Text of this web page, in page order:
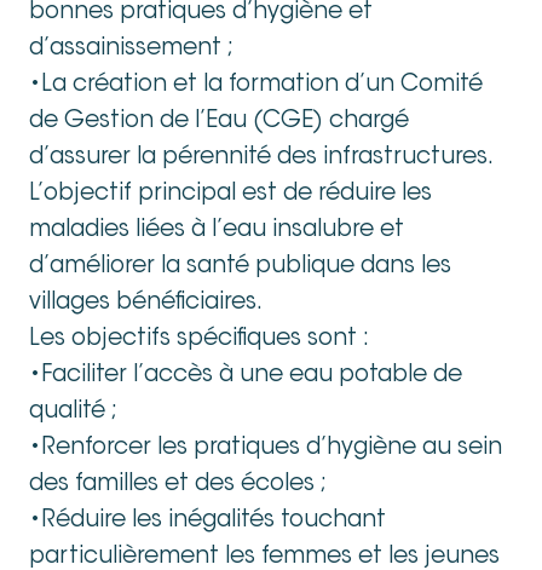
bonnes pratiques d’hygiène et
d’assainissement ;
•La création et la formation d’un Comité
de Gestion de l’Eau (CGE) chargé
d’assurer la pérennité des infrastructures.
L’objectif principal est de réduire les
maladies liées à l’eau insalubre et
d’améliorer la santé publique dans les
villages bénéficiaires.
Les objectifs spécifiques sont :
•Faciliter l’accès à une eau potable de
qualité ;
•Renforcer les pratiques d’hygiène au sein
des familles et des écoles ;
•Réduire les inégalités touchant
particulièrement les femmes et les jeunes